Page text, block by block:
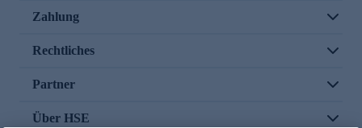
Zahlung
Rechtliches
Partner
Über HSE